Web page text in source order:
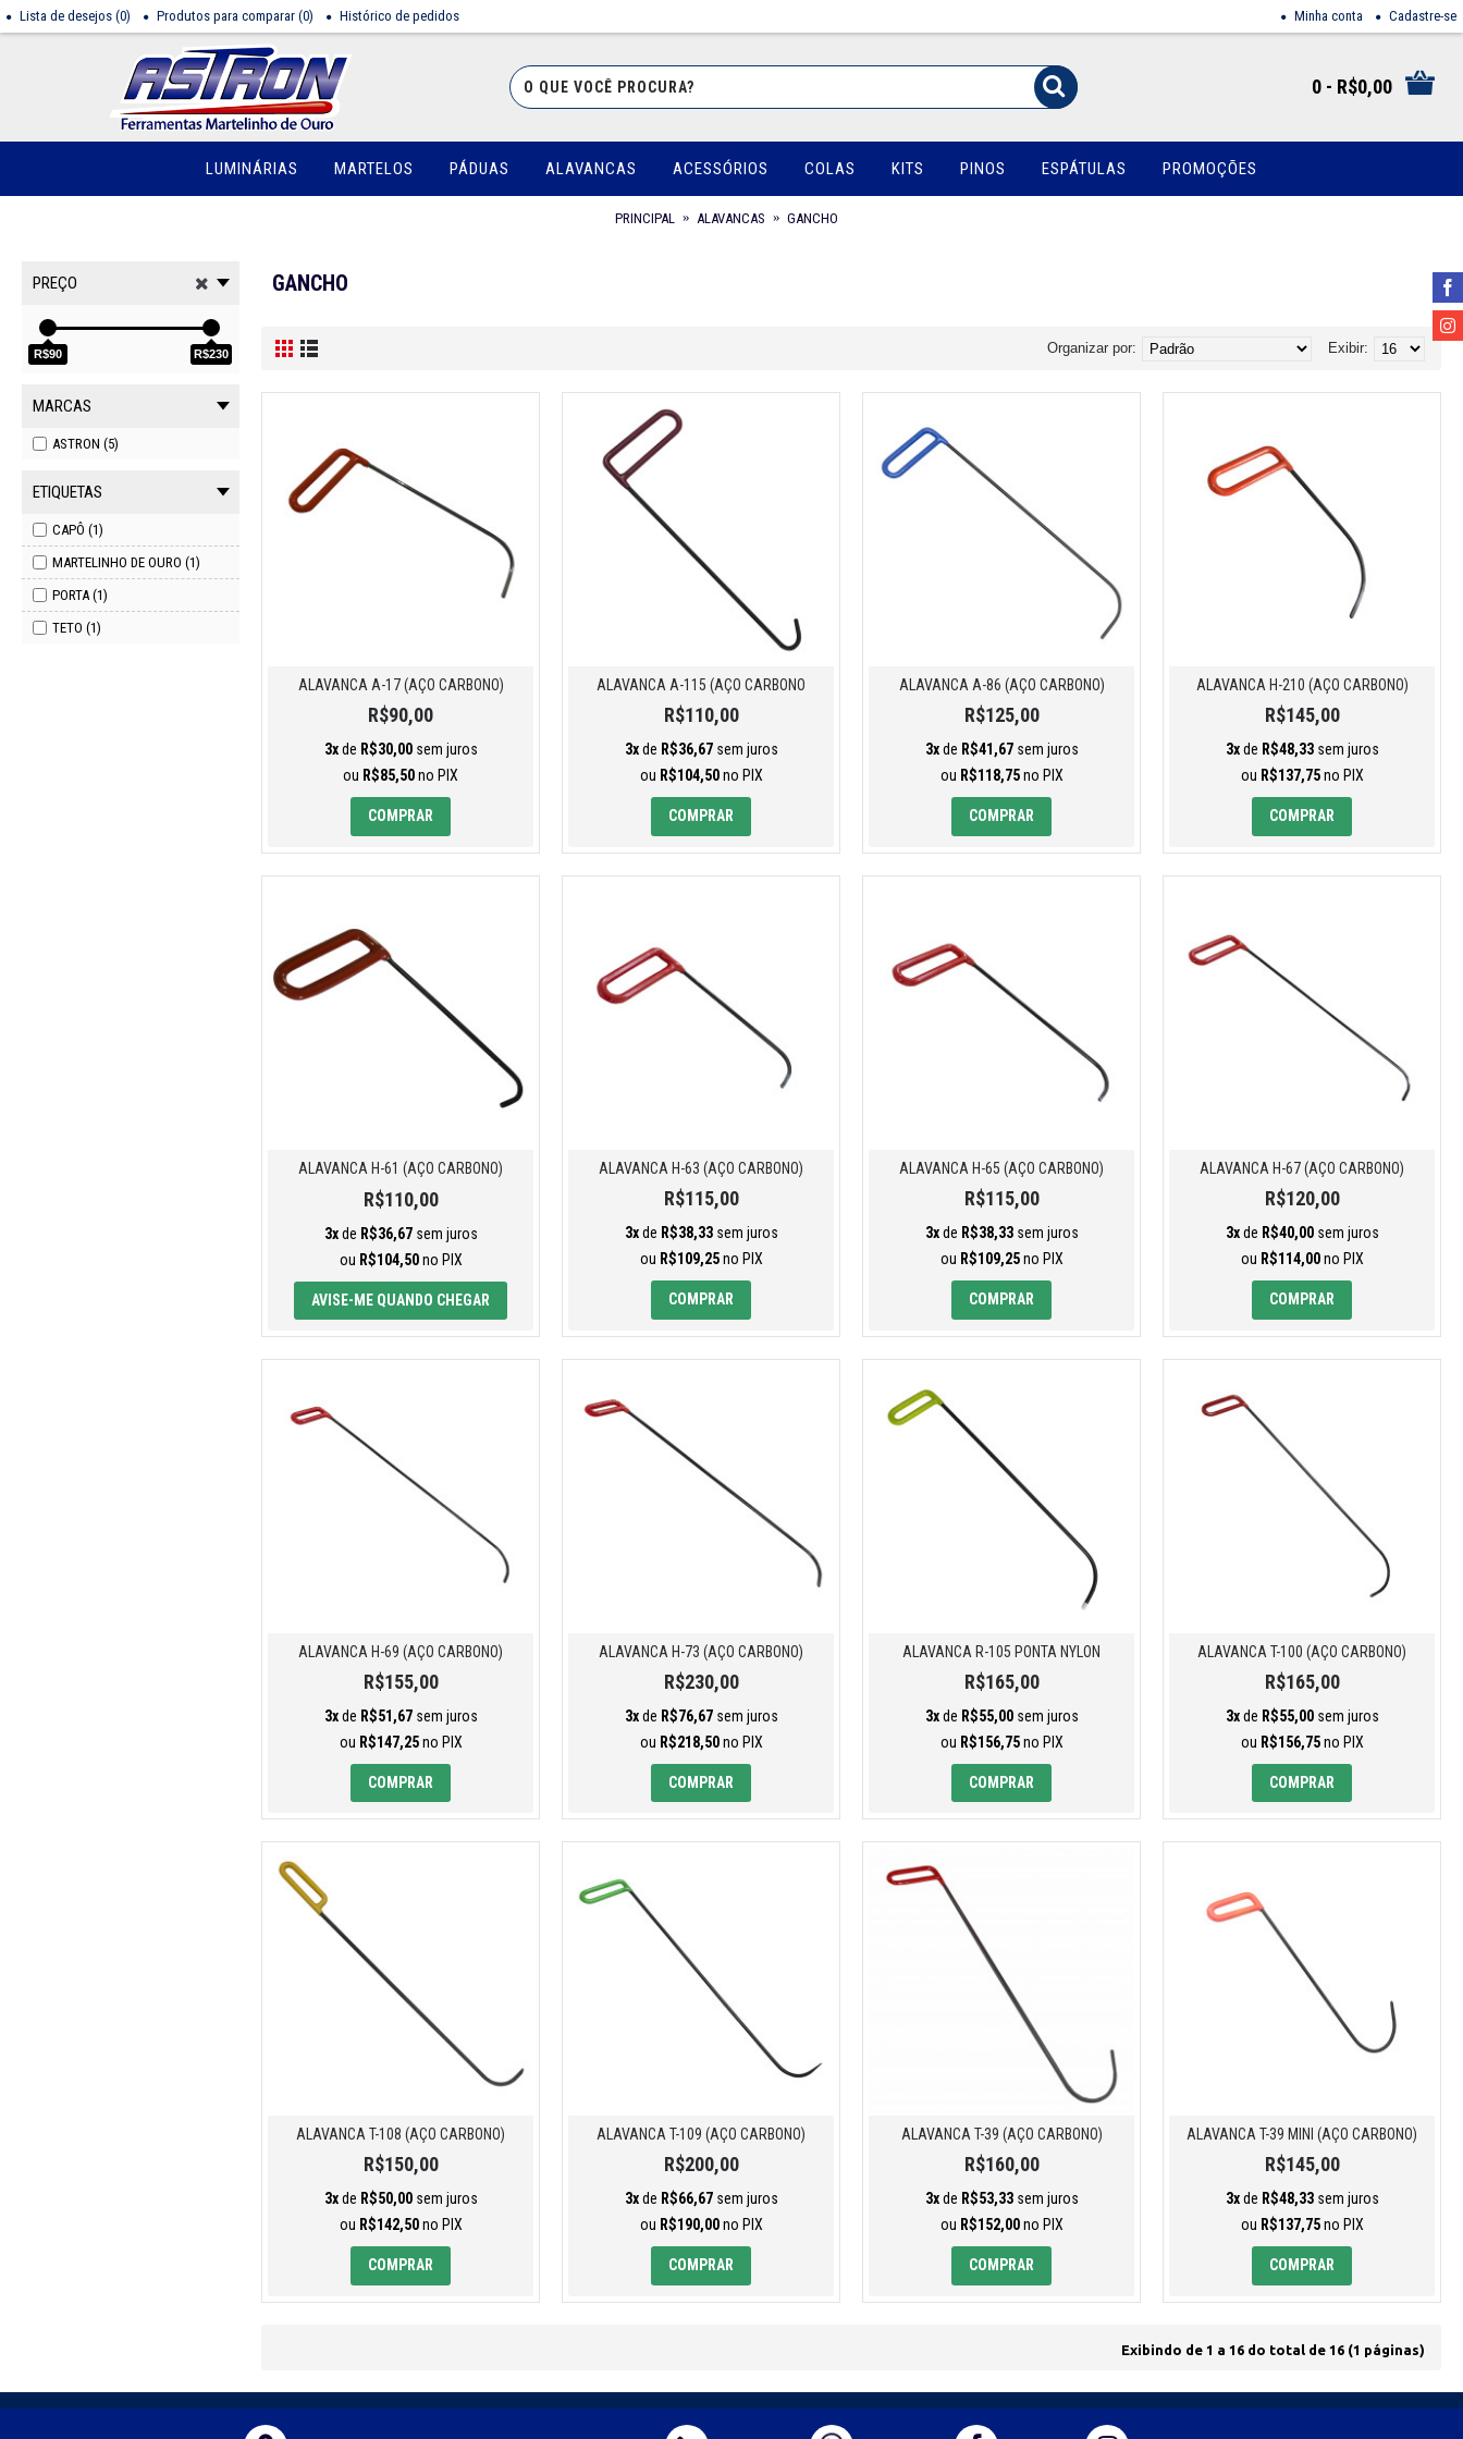
Lista de desejos (0) Produtos para comparar (0) Histórico de pedidos Minha conta Cadastre-se
0 - R$0,00
LUMINÁRIAS MARTELOS PÁDUAS ALAVANCAS ACESSÓRIOS COLAS KITS PINOS ESPÁTULAS PROMOÇÕES
PRINCIPAL ALAVANCAS GANCHO
PREÇO
R$90 R$230
MARCAS
ASTRON (5)
ETIQUETAS
CAPÔ (1)
MARTELINHO DE OURO (1)
PORTA (1)
TETO (1)
GANCHO
Exibir:
Organizar por:
ALAVANCA A-17 (AÇO CARBONO)
R$90,00
3xde R$30,00sem juros
ou R$85,50no PIX
COMPRAR
ALAVANCA A-115 (AÇO CARBONO
R$110,00
3xde R$36,67sem juros
ou R$104,50no PIX
COMPRAR
ALAVANCA A-86 (AÇO CARBONO)
R$125,00
3xde R$41,67sem juros
ou R$118,75no PIX
COMPRAR
ALAVANCA H-210 (AÇO CARBONO)
R$145,00
3xde R$48,33sem juros
ou R$137,75no PIX
COMPRAR
ALAVANCA H-61 (AÇO CARBONO)
R$110,00
3xde R$36,67sem juros
ou R$104,50no PIX
AVISE-ME QUANDO CHEGAR
ALAVANCA H-63 (AÇO CARBONO)
R$115,00
3xde R$38,33sem juros
ou R$109,25no PIX
COMPRAR
ALAVANCA H-65 (AÇO CARBONO)
R$115,00
3xde R$38,33sem juros
ou R$109,25no PIX
COMPRAR
ALAVANCA H-67 (AÇO CARBONO)
R$120,00
3xde R$40,00sem juros
ou R$114,00no PIX
COMPRAR
ALAVANCA H-69 (AÇO CARBONO)
R$155,00
3xde R$51,67sem juros
ou R$147,25no PIX
COMPRAR
ALAVANCA H-73 (AÇO CARBONO)
R$230,00
3xde R$76,67sem juros
ou R$218,50no PIX
COMPRAR
ALAVANCA R-105 PONTA NYLON
R$165,00
3xde R$55,00sem juros
ou R$156,75no PIX
COMPRAR
ALAVANCA T-100 (AÇO CARBONO)
R$165,00
3xde R$55,00sem juros
ou R$156,75no PIX
COMPRAR
ALAVANCA T-108 (AÇO CARBONO)
R$150,00
3xde R$50,00sem juros
ou R$142,50no PIX
COMPRAR
ALAVANCA T-109 (AÇO CARBONO)
R$200,00
3xde R$66,67sem juros
ou R$190,00no PIX
COMPRAR
ALAVANCA T-39 (AÇO CARBONO)
R$160,00
3xde R$53,33sem juros
ou R$152,00no PIX
COMPRAR
ALAVANCA T-39 MINI (AÇO CARBONO)
R$145,00
3xde R$48,33sem juros
ou R$137,75no PIX
COMPRAR
Exibindo de 1 a 16 do total de 16 (1 páginas)